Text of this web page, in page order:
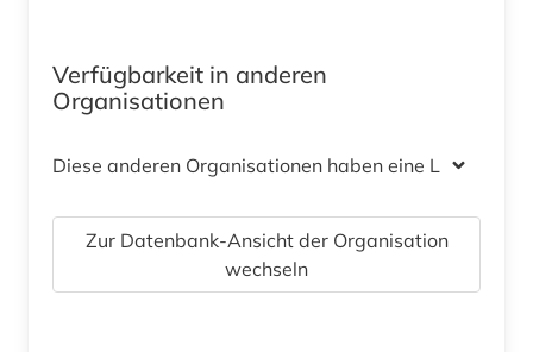
Verfügbarkeit in anderen
Organisationen
Diese anderen Organisationen haben eine Lizenz
Zur Datenbank-Ansicht der Organisation
wechseln